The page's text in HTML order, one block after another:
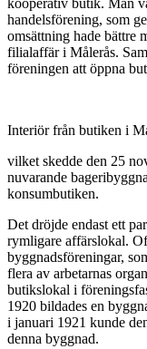
handelsförening, som
omsättning hade bättre
filialaffär i Målerås.
föreningen att öppna
Interiör från butiken i
vilket skedde den 25
nuvarande
konsumbutiken.
Det dröjde endast ett
rymligare affärslokal.
byggnadsföreningar,
flera av arbetarnas
butikslokal i
1920 bildades en
i januari 1921 kunde
denna byggnad.